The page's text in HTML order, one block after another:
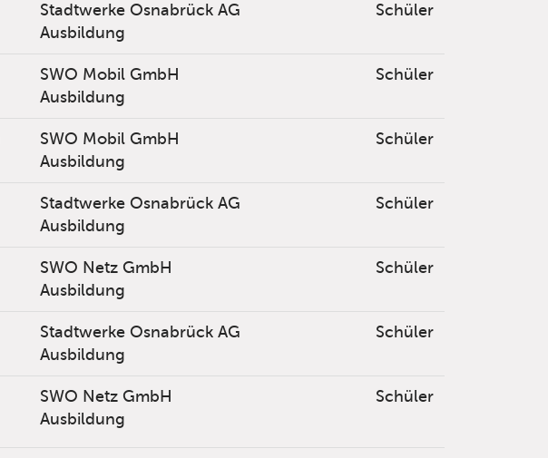
Stadtwerke Osnabrück AG
Ausbildung
Schüler
SWO Mobil GmbH
Ausbildung
Schüler
SWO Mobil GmbH
Ausbildung
Schüler
Stadtwerke Osnabrück AG
Ausbildung
Schüler
SWO Netz GmbH
Ausbildung
Schüler
Stadtwerke Osnabrück AG
Ausbildung
Schüler
SWO Netz GmbH
Ausbildung
Schüler